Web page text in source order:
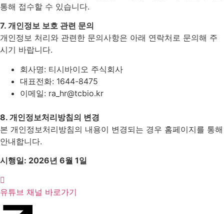
통해 접수할 수 있습니다.
7. 개인정보 보호 관련 문의
개인정보 처리와 관련한 문의사항은 아래 연락처로 문의해 주
시기 바랍니다.
회사명: 티시바이오 주식회사
대표전화: 1644-8475
이메일: ra_hr@tcbio.kr
8. 개인정보처리방침의 변경
본 개인정보처리방침의 내용이 변경되는 경우 홈페이지를 통해
안내합니다.
시행일: 2026년 6월 1일
유튜브 채널 바로가기